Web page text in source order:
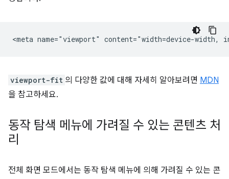
viewport-fit 의 다양한 값에 대해 자세히 알아보려면 MDN
을 참고하세요.
동작 탐색 메뉴에 가려질 수 있는 콘텐츠 처
리
전체 화면 모드에서는 동작 탐색 메뉴에 의해 가려질 수 있는 콘